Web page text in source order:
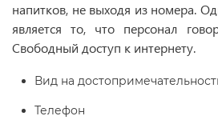
напитков, не выходя из номера.
является то, что персонал
Свободный доступ к интернету.
Вид на
Телефон